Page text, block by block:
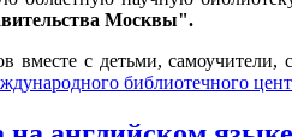
Москвы".
вместе с детьми,
библиотечного